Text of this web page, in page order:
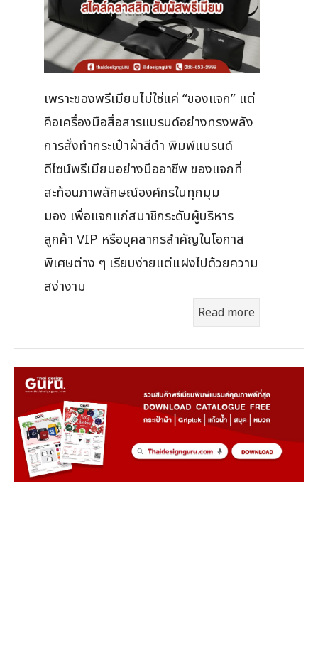
เพราะของพรีเมียมไม่ใช่แค่ “ของแจก” แต่
คือเครื่องมือสื่อสารแบรนด์อย่างทรงพลัง
การสั่งทำกระเป๋าผ้าสีดำ พิมพ์แบรนด์
ดีไซน์พรีเมียมอย่างมืออาชีพ ของแจกที่
สะท้อนภาพลักษณ์องค์กรในทุกมุม
มอง เพื่อแจกแก่สมาชิกระดับผู้บริหาร
ลูกค้า VIP หรือบุคลากรสำคัญในโอกาส
พิเศษต่าง ๆ เรียบง่ายแต่แฝงไปด้วยความ
สง่างาม
Read more